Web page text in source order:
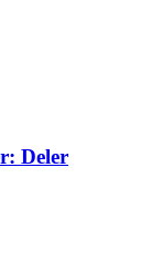
Deler